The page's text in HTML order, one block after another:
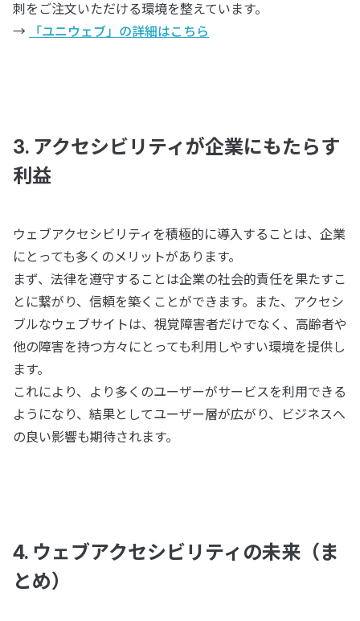
刺をご注文いただける環境を整えています。
→
「ユニウェブ」の詳細はこちら
3. アクセシビリティが企業にもたらす
利益
ウェブアクセシビリティを積極的に導入することは、企業
にとっても多くのメリットがあります。
まず、法律を遵守することは企業の社会的責任を果たすこ
とに繋がり、信頼を築くことができます。また、アクセシ
ブルなウェブサイトは、視覚障害者だけでなく、高齢者や
他の障害を持つ方々にとっても利用しやすい環境を提供し
ます。
これにより、より多くのユーザーがサービスを利用できる
ようになり、結果としてユーザー層が広がり、ビジネスへ
の良い影響も期待されます。
4. ウェブアクセシビリティの未来（ま
とめ）